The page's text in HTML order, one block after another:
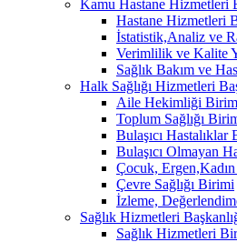
Kamu Hastane Hizmetleri
Hastane Hizmetleri
İstatistik,Analiz ve
Verimlilik ve Kalite
Sağlık Bakım ve
Halk Sağlığı Hizmetleri
Aile Hekimliği
Toplum Sağlığı
Bulaşıcı Hastalıklar
Bulaşıcı Olmayan
Çocuk,
Çevre Sağlığı Birimi
İzleme,
Sağlık Hizmetleri
Sağlık Hizmetleri